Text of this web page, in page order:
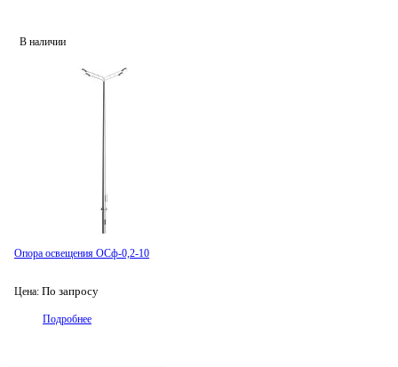
В наличии
Опора освещения ОСф-0,2-10
Цена: По запросу
Подробнее